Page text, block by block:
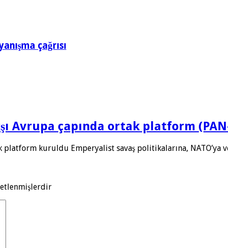
çağrısı
Avrupa çapında ortak platform
platform kuruldu Emperyalist savaş politikalarına, NATO’ya